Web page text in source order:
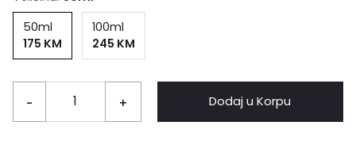
50ml
175 KM
100ml
245 KM
- + Dodaj u Korpu